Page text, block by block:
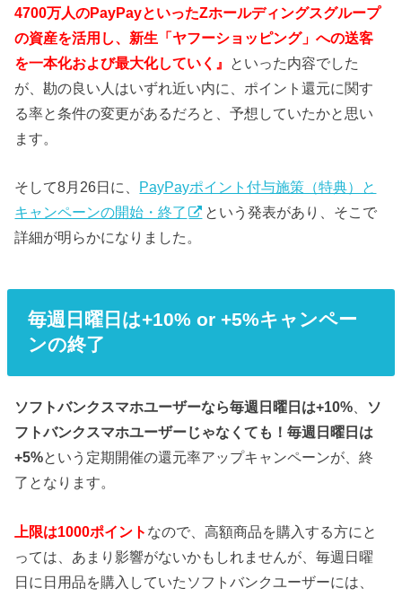
4700万人のPayPayといったZホールディングスグループ
の資産を活用し、新生「ヤフーショッピング」への送客
を一本化および最大化していく』 といった内容でした
が、勘の良い人はいずれ近い内に、ポイント還元に関す
る率と条件の変更があるだろと、予想していたかと思い
ます。
そして8月26日に、 PayPayポイント付与施策（特典）と
キャンペーンの開始・終了
という発表があり、そこで
詳細が明らかになりました。
毎週日曜日は+10% or +5%キャンペー
ンの終了
ソフトバンクスマホユーザーなら毎週日曜日は+10%
ソ
フトバンクスマホユーザーじゃなくても！毎週日曜日は
+5%という定期開催の還元率アップキャンペーンが、終
了となります。
上限は1000ポイント なので、高額商品を購入する方にと
っては、あまり影響がないかもしれませんが、毎週日曜
日に日用品を購入していたソフトバンクユーザーには、